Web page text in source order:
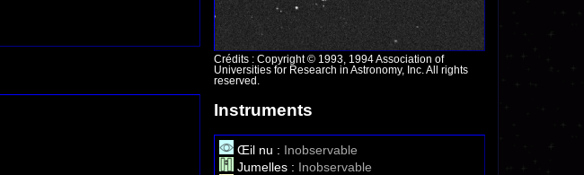
Crédits : Copyright © 1993, 1994 Association of
Universities for Research in Astronomy, Inc. All rights
reserved.
Instruments
Œil nu : Inobservable
Jumelles : Inobservable